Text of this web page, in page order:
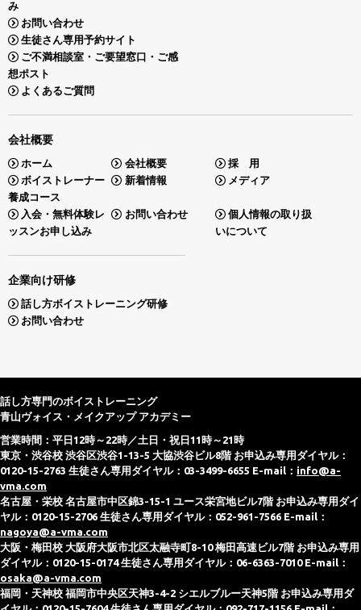
み
お問い合わせ
生徒さん専用予約サイト
ご不満相談室・ご要望窓口・ご感
想ポスト
よくあるご質問
会社概要
ホーム 会社概要
採 用
ボイストレーナー
養成コース
新着情報 メディア
入会・無料体験レ
ッスンお申し込み
お問い合わせ
個人情報の取り扱
いについて
企業向け研修
話し方ボイストレーニング研修
お問い合わせ
話し方専門のボイストレーニング
青山ヴォイス・メイクアップ アカデミー
営業時間：平日12時～22時／土日・祝日11時～21時
東京・渋谷校 渋谷区渋谷1-13-5 大協渋谷ビル8階 お申込み専用ダイヤル：
0120-15-2763 生徒さん専用ダイヤル：03-3499-6655 E-mail： info@a-
vma.com
名古屋・栄校 名古屋市中区錦3-15-1 ユース栄宮地ビル7階 お申込み専用ダイ
ヤル：0120-15-2706 生徒さん専用ダイヤル：052-961-7566 E-mail：
nagoya@a-vma.com
大阪・梅田校 大阪府大阪市北区太融寺町8-10 梅田高速ビル7階 お申込み専用
ダイヤル：0120-15-0174 生徒さん専用ダイヤル：06-6363-7010 E-mail：
osaka@a-vma.com
福岡・天神校 福岡市中央区天神3-4-2 シエルブルー天神5階 お申込み専用ダ